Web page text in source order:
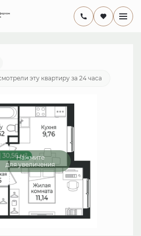
6 234 240 руб.
эту квартиру за 24 часа
Нажмите
для увеличения